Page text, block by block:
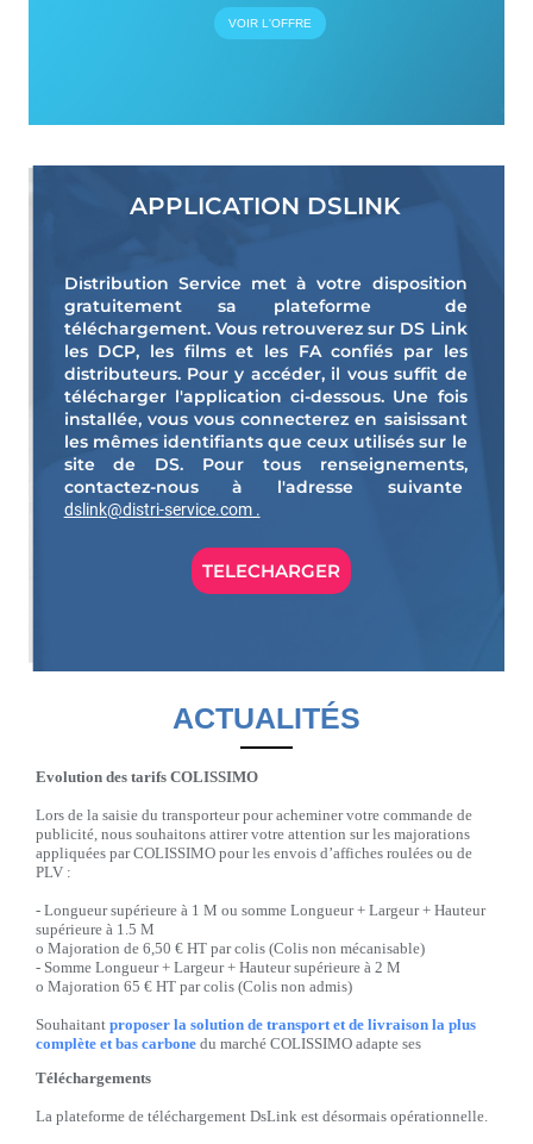
VOIR L'OFFRE
APPLICATION DSLINK
Distribution Service met à votre disposition
gratuitement sa plateforme de
téléchargement. Vous retrouverez sur DS Link
les DCP, les films et les FA confiés par les
distributeurs. Pour y accéder, il vous suffit de
télécharger l'application ci-dessous. Une fois
installée, vous vous connecterez en saisissant
les mêmes identifiants que ceux utilisés sur le
site de DS. Pour tous renseignements,
contactez-nous à l'adresse suivante
dslink@distri-service.com .
TELECHARGER
ACTUALITÉS
Evolution des tarifs COLISSIMO
Lors de la saisie du transporteur pour acheminer votre commande de
publicité, nous souhaitons attirer votre attention sur les majorations
appliquées par COLISSIMO pour les envois d’affiches roulées ou de
PLV :
-Longueur supérieure à 1 M ou somme Longueur + Largeur + Hauteur
supérieure à 1.5 M
oMajoration de 6,50 € HT par colis (Colis non mécanisable)
- Somme Longueur + Largeur + Hauteur supérieure à 2 M
oMajoration 65 € HT par colis (Colis non admis)
Souhaitantproposer la solution de transport et de livraison la plus
complète et bas carbone du marché COLISSIMO adapte ses
majoration communément dénommée Surcharge Gasoil s’appliquera
Téléchargements
La plateforme de téléchargement DsLink est désormais opérationnelle.